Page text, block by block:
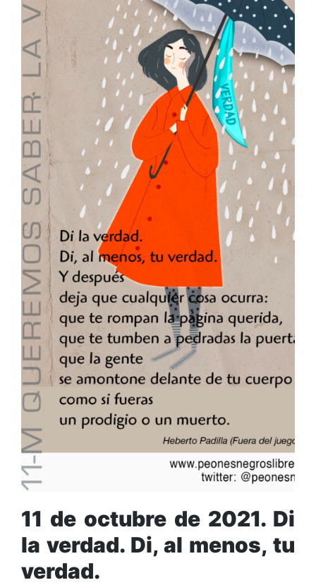
11 de octubre de 2021. Di
la verdad. Di, al menos, tu
verdad.